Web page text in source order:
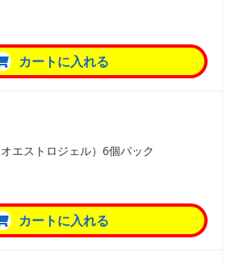
カートに入れる
エストロジェル）6個パック
カートに入れる